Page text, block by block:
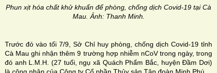
Phun xịt hóa chất khử khuẩn để phòng, chống dịch Covid-19 tại Cà
Mau. Ảnh: Thanh Minh.
Trước đó vào tối 7/9, Sở Chỉ huy phòng, chống dịch Covid-19 tỉnh
Cà Mau ghi nhận thêm 9 trường hợp nhiễm nCoV trong ngày, trong
đó anh L.M.H. (27 tuổi, ngụ xã Quách Phẩm Bắc, huyện Đầm Dơi)
là công nhân của Công ty Cổ phần Thủy sản Tập đoàn Minh Phú.